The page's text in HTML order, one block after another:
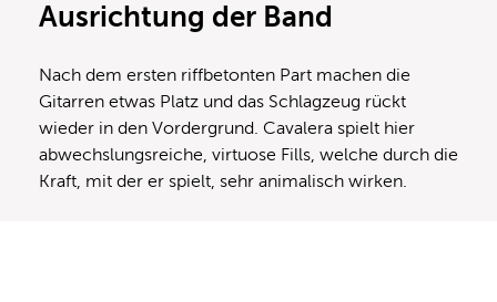
Ausrichtung der Band
Nach dem ersten riffbetonten Part machen die
Gitarren etwas Platz und das Schlagzeug rückt
wieder in den Vordergrund. Cavalera spielt hier
abwechslungsreiche, virtuose Fills, welche durch die
Kraft, mit der er spielt, sehr animalisch wirken.